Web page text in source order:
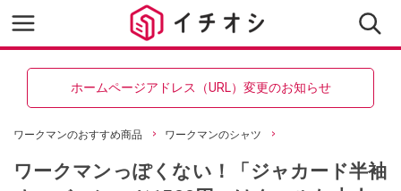
ホームページアドレス（URL）変更のお知らせ
ワークマンのおすすめ商品 ワークマンのシャツ
ワークマンっぽくない！「ジャカード半袖